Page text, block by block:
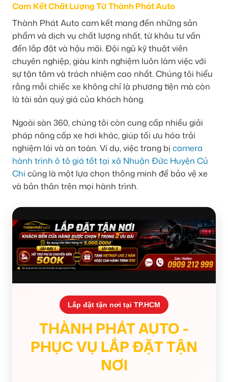
Cam Kết Chất Lượng Từ Thành Phát Auto
Thành Phát Auto cam kết mang đến những sản
phẩm và dịch vụ chất lượng nhất, từ khâu tư vấn
đến lắp đặt và hậu mãi. Đội ngũ kỹ thuật viên
chuyên nghiệp, giàu kinh nghiệm luôn làm việc với
sự tận tâm và trách nhiệm cao nhất. Chúng tôi hiểu
rằng mỗi chiếc xe không chỉ là phương tiện mà còn
là tài sản quý giá của khách hàng.
Ngoài sàn 360, chúng tôi còn cung cấp nhiều giải
pháp nâng cấp xe hơi khác, giúp tối ưu hóa trải
nghiệm lái và an toàn. Ví dụ, việc trang bị camera
hành trình ô tô giá tốt tại xã Nhuận Đức Huyện Củ
Chi cũng là một lựa chọn thông minh để bảo vệ xe
và bản thân trên mọi hành trình.
Lắp đặt tận nơi tại TP.HCM
THÀNH PHÁT AUTO -
PHỤC VỤ LẮP ĐẶT TẬN
NƠI